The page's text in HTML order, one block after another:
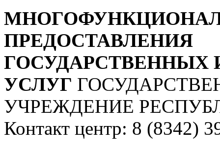
ПРЕДОСТАВЛЕНИЯ
УСЛУГ
УЧРЕЖДЕНИЕ
Контакт центр: 8 (8342)